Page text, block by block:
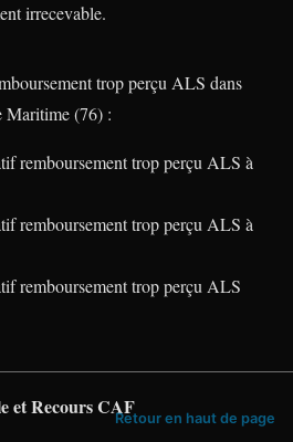
irrecevable.
trop perçu ALS dans
Maritime (76) :
remboursement trop perçu ALS à
remboursement trop perçu ALS à
remboursement trop perçu ALS
et Recours CAFRetour en haut de page